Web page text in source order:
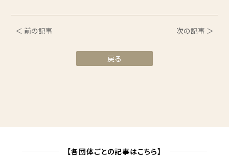
＜ 前の記事 次の記事 ＞
戻る
【各団体ごとの記事はこちら】